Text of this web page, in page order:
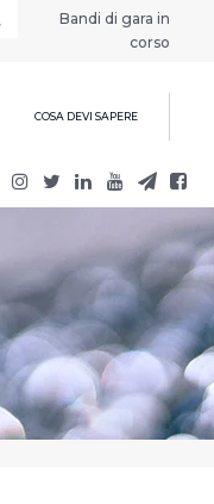
Bandi di gara in
corso
COSA DEVI SAPERE